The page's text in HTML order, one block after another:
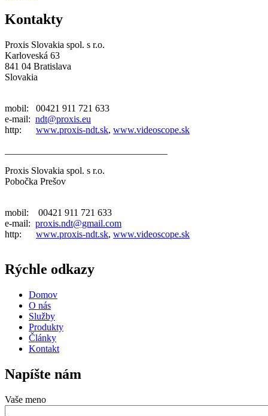
Kontakty
Proxis Slovakia spol. s r.o.
Karloveská 63
841 04 Bratislava
Slovakia
mobil: 00421 911 721 633
e-mail: ndt@proxis.eu
http: www.proxis-ndt.sk, www.videoscope.sk
Proxis Slovakia spol. s r.o.
Pobočka Prešov
mobil: 00421 911 721 633
e-mail: proxis.ndt@gmail.com
http: www.proxis-ndt.sk, www.videoscope.sk
Rýchle odkazy
Domov
O nás
Služby
Produkty
Články
Kontakt
Napíšte nám
Vaše meno